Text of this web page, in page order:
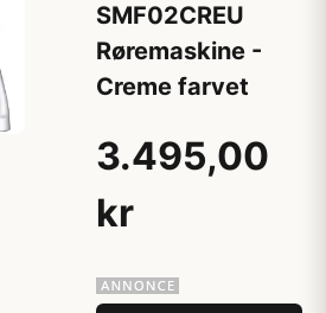
SMF02CREU
Røremaskine -
Creme farvet
3.495,00
kr